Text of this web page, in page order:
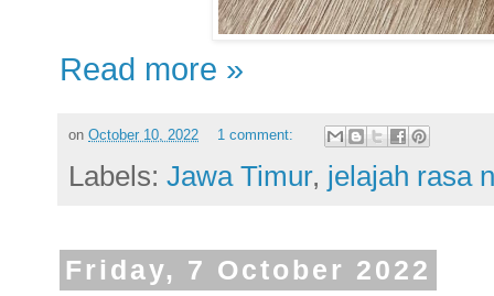
Read more »
on October 10, 2022 1 comment:
Labels: Jawa Timur, jelajah rasa
Friday, 7 October 2022